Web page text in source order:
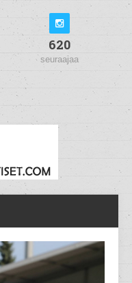
620
seuraajaa